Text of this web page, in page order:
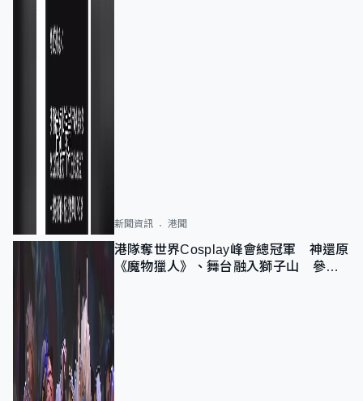
新聞資訊 港聞
港隊奪世界Cosplay峰會總冠軍 神還原
《魔物獵人》、舞台融入獅子山 參賽